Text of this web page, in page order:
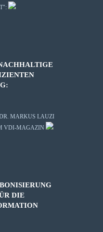
MARKUS LAUZI
VDI-MAGAZIN
DIE